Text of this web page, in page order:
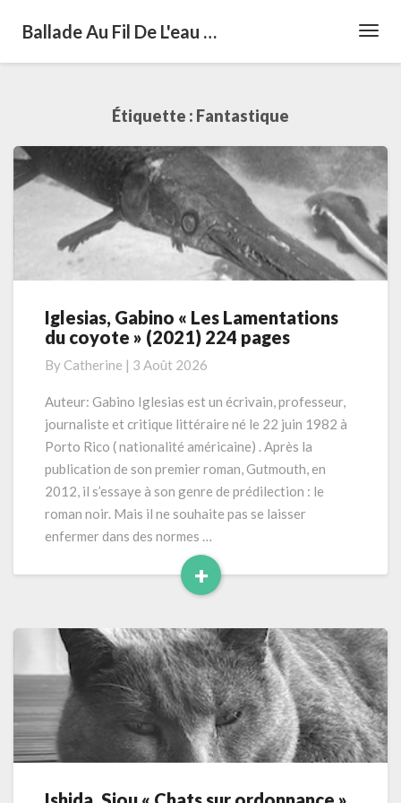
Ballade Au Fil De L'eau …
Étiquette : Fantastique
Iglesias,
Gabino
Lamentations
du
(2021)
224
pages
Iglesias, Gabino « Les Lamentations
du coyote » (2021) 224 pages
By Catherine | 3 Août 2026
Auteur: Gabino Iglesias est un écrivain, professeur,
journaliste et critique littéraire né le 22 juin 1982 à
Porto Rico ( nationalité américaine) . Après la
publication de son premier roman, Gutmouth, en
2012, il s’essaye à son genre de prédilection : le
roman noir. Mais il ne souhaite pas se laisser
enfermer dans des normes …
+
Read
Ishida,